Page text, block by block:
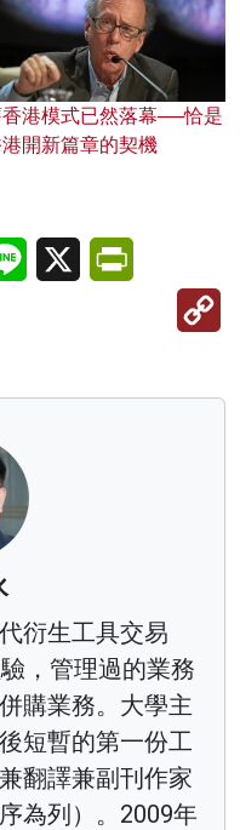
港模式已然落幕──恰是
開新篇章的契機
Line X
衍生工具交易
，管理過的業務
購業務。大學主
短暫的第一份工
翻譯兼副刊作家
為列）。2009年